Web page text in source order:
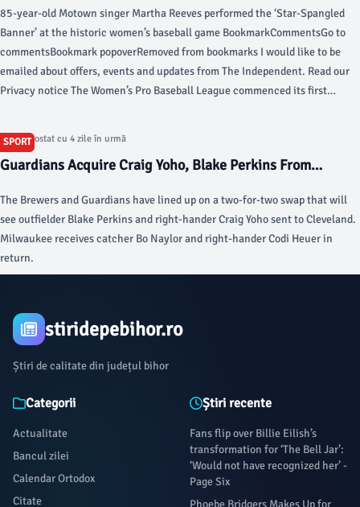
85-year-old Motown singer Martha Reeves performed the ‘Star-Spangled
Banner’ at the historic women’s baseball game BookmarkCommentsGo to
commentsBookmark popoverRemoved from bookmarks I would like to be
emailed about offers, events and updates from The Independent. Read our
Privacy notice The Women’s Pro Baseball League commenced its first
SPORT
Articol postat cu 4 zile în urmă
Guardians Acquire Craig Yoho, Blake Perkins From
The Brewers and Guardians have lined up on a two-for-two swap that will
see outfielder Blake Perkins and right-hander Craig Yoho sent to Cleveland.
Milwaukee receives catcher Bo Naylor and right-hander Codi Heuer in
return.
stiridepebihor.ro
Știri de calitate din județul bihor
Categorii
Actualitate
Bancul zilei
Calendar Ortodox
Citate
Știri recente
Fans flip over Billie Eilish’s
transformation for ‘The Bell Jar’:
‘Would not have recognized her’ -
Page Six
Phoebe Bridgers Makes Up for